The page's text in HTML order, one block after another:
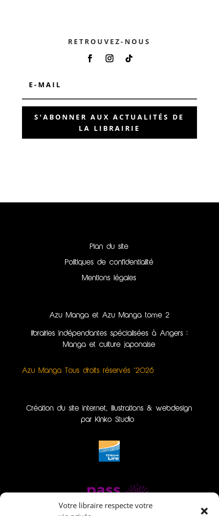
Votre libraire respecte votre
RETROUVEZ-NOUS
S'ABONNER AUX ACTUALITÉS DE
LA LIBRAIRIE
Plan du site
Politiques de confidentialité
Mentions légales
Azu Manga et Azu Manga tome 2
librairies indépendantes spécialisées à Angers :
Manga et culture japonaise
Azu Manga Tous droits réservés ©2026
Création du site internet, illustrations & webdesign
par Kinko Studio